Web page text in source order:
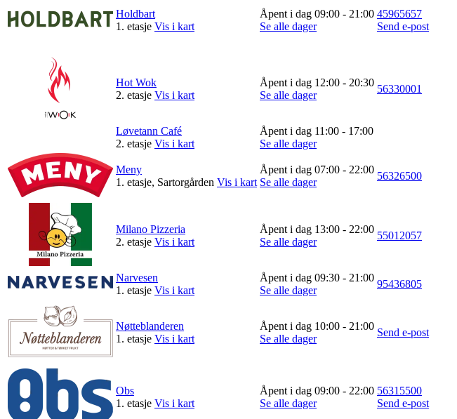
Åpningstider
Ledige stillinger
Finn frem
Holdbart
1. etasje Vis i kart
Åpent i dag 09:00 - 21:00
Se alle dager
45965657
Send e-post
Hot Wok
2. etasje Vis i kart
Åpent i dag 12:00 - 20:30
Se alle dager
56330001
Løvetann Café
2. etasje Vis i kart
Åpent i dag 11:00 - 17:00
Se alle dager
Meny
1. etasje, Sartorgården Vis i kart
Åpent i dag 07:00 - 22:00
Se alle dager
56326500
Milano Pizzeria
2. etasje Vis i kart
Åpent i dag 13:00 - 22:00
Se alle dager
55012057
Narvesen
1. etasje Vis i kart
Åpent i dag 09:30 - 21:00
Se alle dager
95436805
Nøtteblanderen
1. etasje Vis i kart
Åpent i dag 10:00 - 21:00
Se alle dager
Send e-post
Obs
1. etasje Vis i kart
Åpent i dag 09:00 - 22:00
Se alle dager
56315500
Send e-post